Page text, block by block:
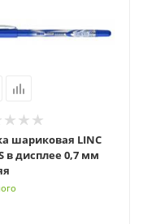
шариковая LINC
в дисплее 0,7 мм